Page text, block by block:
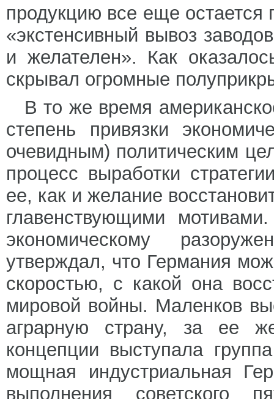
продукцию все еще остается
«экстенсивный вывоз
и желателен». Как
скрывал огромные
В то же время
степень привязки
очевидным) политическим
процесс выработки
ее, как и желание
главенствующими
экономическому
утверждал, что Германия
скоростью, с какой она
мировой войны. Маленков
аграрную страну, за ее
концепции выступала
мощная индустриальная
выполнения советского